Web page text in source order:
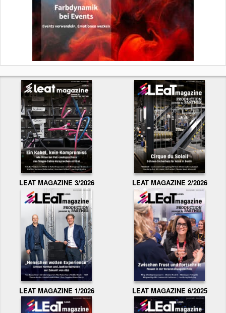
LEAT MAGAZINE 3/2026 LEAT MAGAZINE 2/2026
LEAT MAGAZINE 1/2026 LEAT MAGAZINE 6/2025